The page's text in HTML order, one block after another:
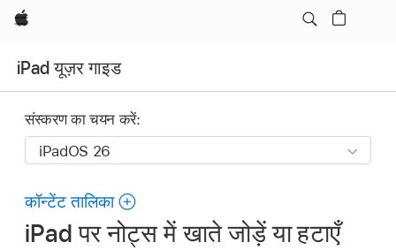
Apple
iPad यूज़र गाइड
संस्करण का चयन करें:
कॉन्टेंट तालिका
iPad पर नोट्स में खाते जोड़ें या हटाएँ